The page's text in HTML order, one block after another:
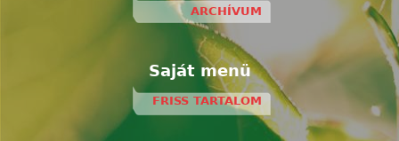
ARCHÍVUM
Saját menü
FRISS TARTALOM